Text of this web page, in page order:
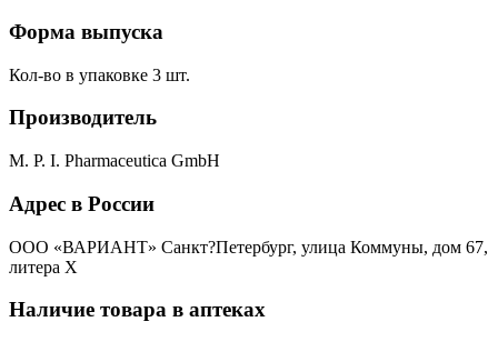
Форма выпуска
Кол-во в упаковке 3 шт.
Производитель
M. P. I. Pharmaceutica GmbH
Адрес в России
ООО «ВАРИАНТ» Санкт?Петербург, улица Коммуны, дом 67,
литера Х
Наличие товара в аптеках